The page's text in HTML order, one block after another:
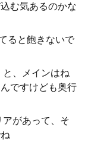
む気あるのかな
ると飽きないで
、メインはね
ですけども奥行
があって、そ